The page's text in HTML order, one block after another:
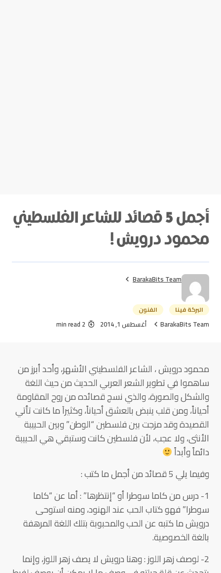
أجمل 5 قصائد للشاعر الفلسطيني
محمود درويش !
BarakaBits Team
البركة فينا الفنون
BarakaBits Team أغسطس 1, 2014 2 min read
محمود درويش ، الشاعر الفلسطيني الأشهر، وأحد أبرز من
ساهموا في تطوير الشعر العربي الحديث من حيث اللغة
والشكل والصورة، والذي نسج قصائده من روح المقاومة
أحياناً، ومن قلب ينبض بالعشق أحياناً، وكثيراَ ما كانت تأتي
القصيدة وقد مزجت بين فلسطين “الوطن” وبين الحبيبة
الأنثى، ولا عجب، لأن فلسطين كانت وستبقي هي الحبيبة
دائماً وأبداً
وفيما يلي 5 قصائد من أجمل ما كتب :
1- درس من كاما سوطرا أو “إنتظرها” : أما عن “كاما
سوطرا” فهو كتاب الحب عند الهنود، ومنه استوحى
درويش ما كتبه عن الحب والمحبوبة بتلك اللغة المرهفة
بالغة الخصوصية.
2- لوصف زهر اللوز : وهنا درويش لا يصف زهر اللوز، وإنما